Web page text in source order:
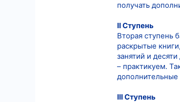
получать
II Ступень
Вторая ступень
раскрытые
занятий и
– практикуем.
дополнительные
III Ступень